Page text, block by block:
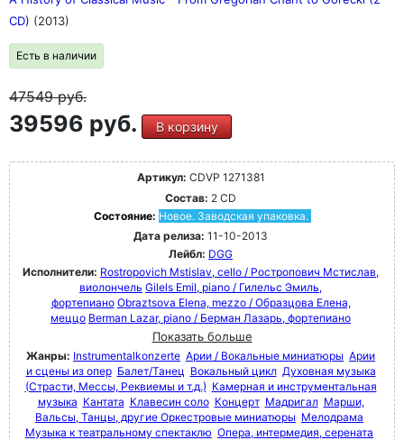
CD) (2013)
Есть в наличии
47549руб.
39596 руб. В корзину
Артикул: CDVP 1271381
Состав: 2 CD
Состояние: Новое. Заводская упаковка.
Дата релиза: 11-10-2013
Лейбл: DGG
Исполнители: Rostropovich Mstislav, cello / Ростропович Мстислав,
виолончель Gilels Emil, piano / Гилельс Эмиль,
фортепиано Obraztsova Elena, mezzo / Образцова Елена,
меццо Berman Lazar, piano / Берман Лазарь, фортепиано
Показать больше
Жанры: Instrumentalkonzerte Арии / Вокальные миниатюры Арии
и сцены из опер Балет/Танец Вокальный цикл Духовная музыка
(Страсти, Мессы, Реквиемы и т.д.) Камерная и инструментальная
музыка Кантата Клавесин соло Концерт Мадригал Марши,
Вальсы, Танцы, другие Оркестровые миниатюры Мелодрама
Музыка к театральному спектаклю Опера, интермедия, серената